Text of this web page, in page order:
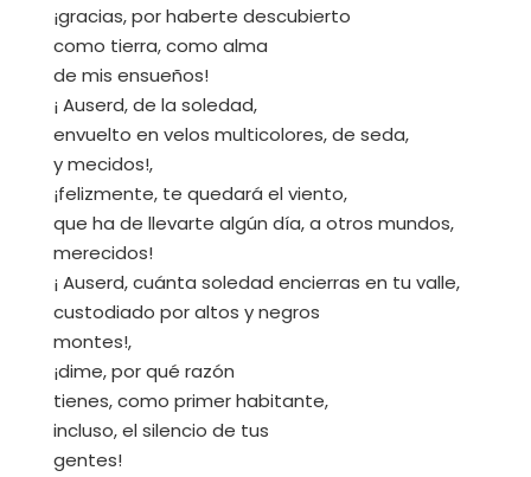
¡gracias, por haberte descubierto
como tierra, como alma
de mis ensueños!
¡ Auserd, de la soledad,
envuelto en velos multicolores, de seda,
y mecidos!,
¡felizmente, te quedará el viento,
que ha de llevarte algún día, a otros mundos,
merecidos!
¡ Auserd, cuánta soledad encierras en tu valle,
custodiado por altos y negros
montes!,
¡dime, por qué razón
tienes, como primer habitante,
incluso, el silencio de tus
gentes!